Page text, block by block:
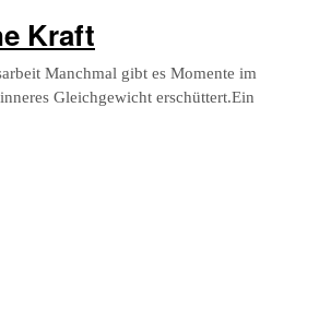
Kraft
Manchmal gibt es Momente im
Gleichgewicht erschüttert.Ein